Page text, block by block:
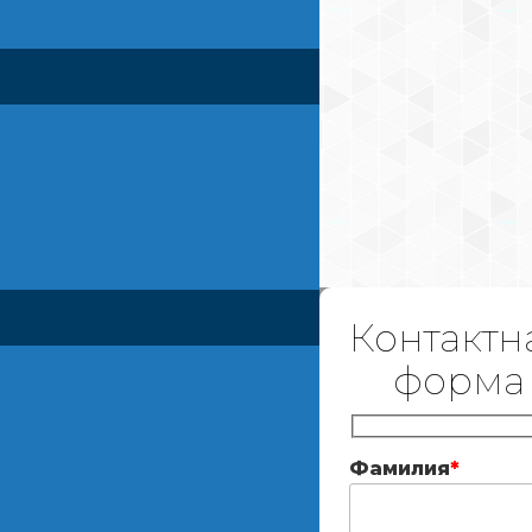
форма
Фамилия*